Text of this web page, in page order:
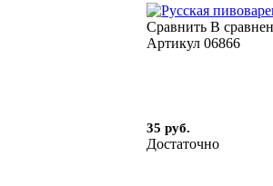
Сравнить В
Артикул 06866
35 руб.
Достаточно